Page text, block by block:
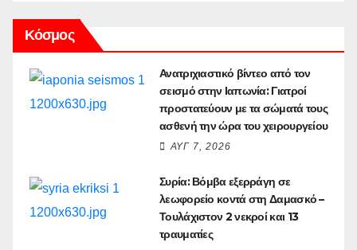
Κόσμος
Ανατριχιαστικό βίντεο από τον
σεισμό στην Ιαπωνία: Γιατροί
προστατεύουν με τα σώματά τους
ασθενή την ώρα του χειρουργείου
ΑΥΓ 7, 2026
Συρία: Βόμβα εξερράγη σε
λεωφορείο κοντά στη Δαμασκό –
Τουλάχιστον 2 νεκροί και 13
τραυματίες